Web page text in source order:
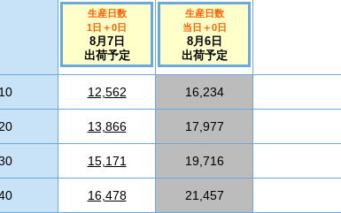
生産日数
1日 ＋0日
8月7日
出荷予定
生産日数
当日 ＋0日
8月6日
出荷予定
10 12,562 16,234
20 13,866 17,977
15,171 19,716
16,478 21,457